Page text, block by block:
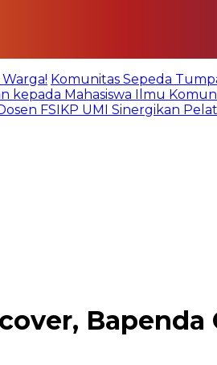
Komunitas Sepeda
kepada Mahasiswa Ilmu
FSIKP UMI Sinergikan
Bapenda